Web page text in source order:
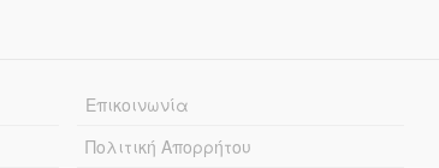
Επικοινωνία
Πολιτική Απορρήτου